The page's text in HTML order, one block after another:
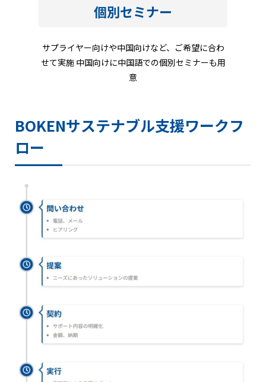
個別セミナー
サプライヤー向けや中国向けなど、ご希望に合わ
せて実施 中国向けに中国語での個別セミナーも用
意
BOKENサステナブル支援ワークフ
ロー